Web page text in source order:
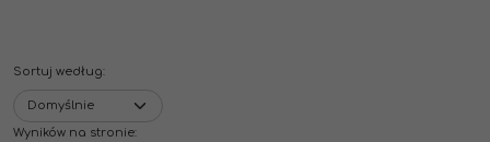
Sortuj według:
Wyników na stronie: